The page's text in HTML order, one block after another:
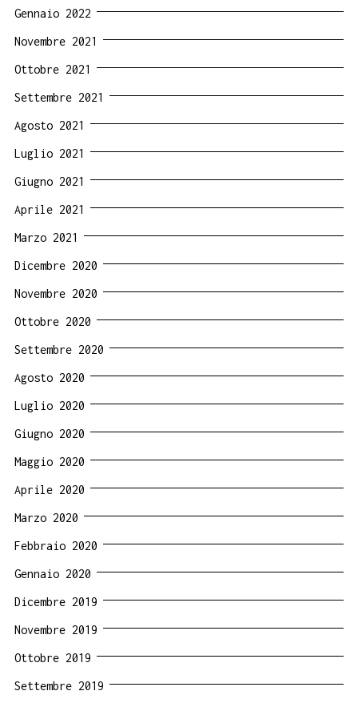
Gennaio 2022
Novembre 2021
Ottobre 2021
Settembre 2021
Agosto 2021
Luglio 2021
Giugno 2021
Aprile 2021
Marzo 2021
Dicembre 2020
Novembre 2020
Ottobre 2020
Settembre 2020
Agosto 2020
Luglio 2020
Giugno 2020
Maggio 2020
Aprile 2020
Marzo 2020
Febbraio 2020
Gennaio 2020
Dicembre 2019
Novembre 2019
Ottobre 2019
Settembre 2019